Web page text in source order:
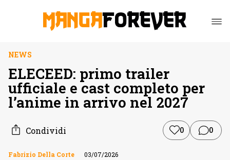
NEWS
ELECEED: primo trailer
ufficiale e cast completo per
l’anime in arrivo nel 2027
Condividi 0 0
Fabrizio Della Corte 03/07/2026